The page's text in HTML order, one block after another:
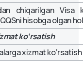
chiqarilgan Visa
hisobga olgan
ko‘rsatish
xizmat ko‘rsatish